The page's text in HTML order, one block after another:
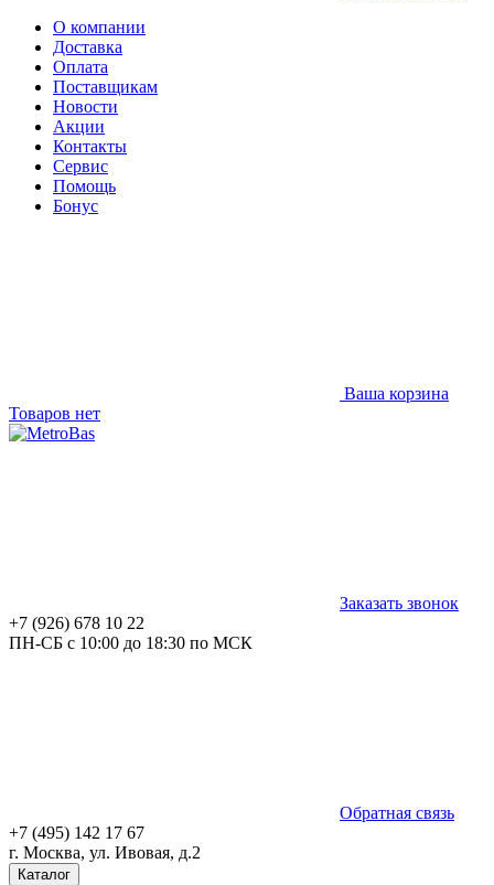
О компании
Доставка
Оплата
Поставщикам
Новости
Акции
Контакты
Сервис
Помощь
Бонус
Ваша корзина
Товаров нет
Заказать звонок
+7 (926) 678 10 22
ПН-СБ с 10:00 до 18:30 по МСК
Обратная связь
+7 (495) 142 17 67
г. Москва, ул. Ивовая, д.2
Каталог